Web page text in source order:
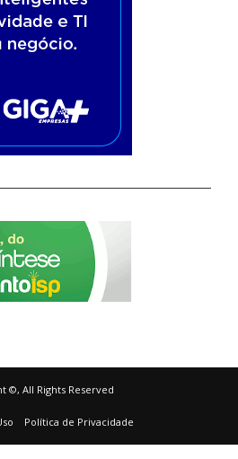
©, All Rights Reserved
Política de Privacidade